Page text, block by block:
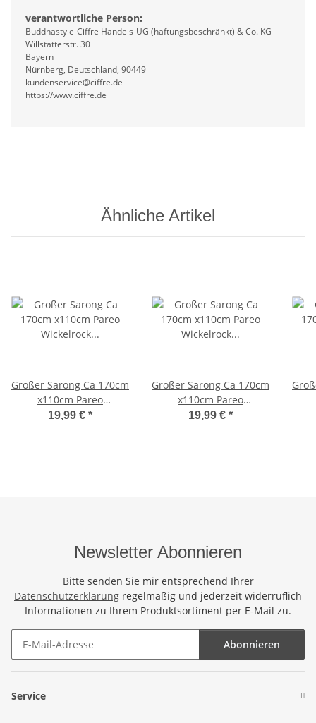
verantwortliche Person:
Buddhastyle-Ciffre Handels-UG (haftungsbeschränkt) & Co. KG
Willstätterstr. 30
Bayern
Nürnberg, Deutschland, 90449
kundenservice@ciffre.de
https://www.ciffre.de
Ähnliche Artikel
Großer Sarong Ca 170cm
x110cm Pareo
Wickelrock Wickeltuch
19,99 € *
Großer Sarong Ca 170cm
x110cm Pareo
Wickelrock Wickeltuch
19,99 € *
Newsletter Abonnieren
Bitte senden Sie mir entsprechend Ihrer
Datenschutzerklärung regelmäßig und jederzeit widerruflich
Informationen zu Ihrem Produktsortiment per E-Mail zu.
Abonnieren
Service